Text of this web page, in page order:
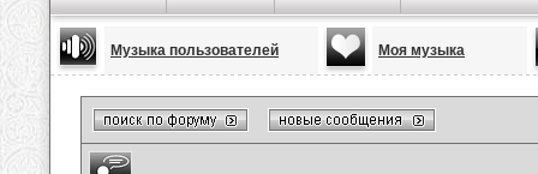
Музыка пользователей Моя музыка